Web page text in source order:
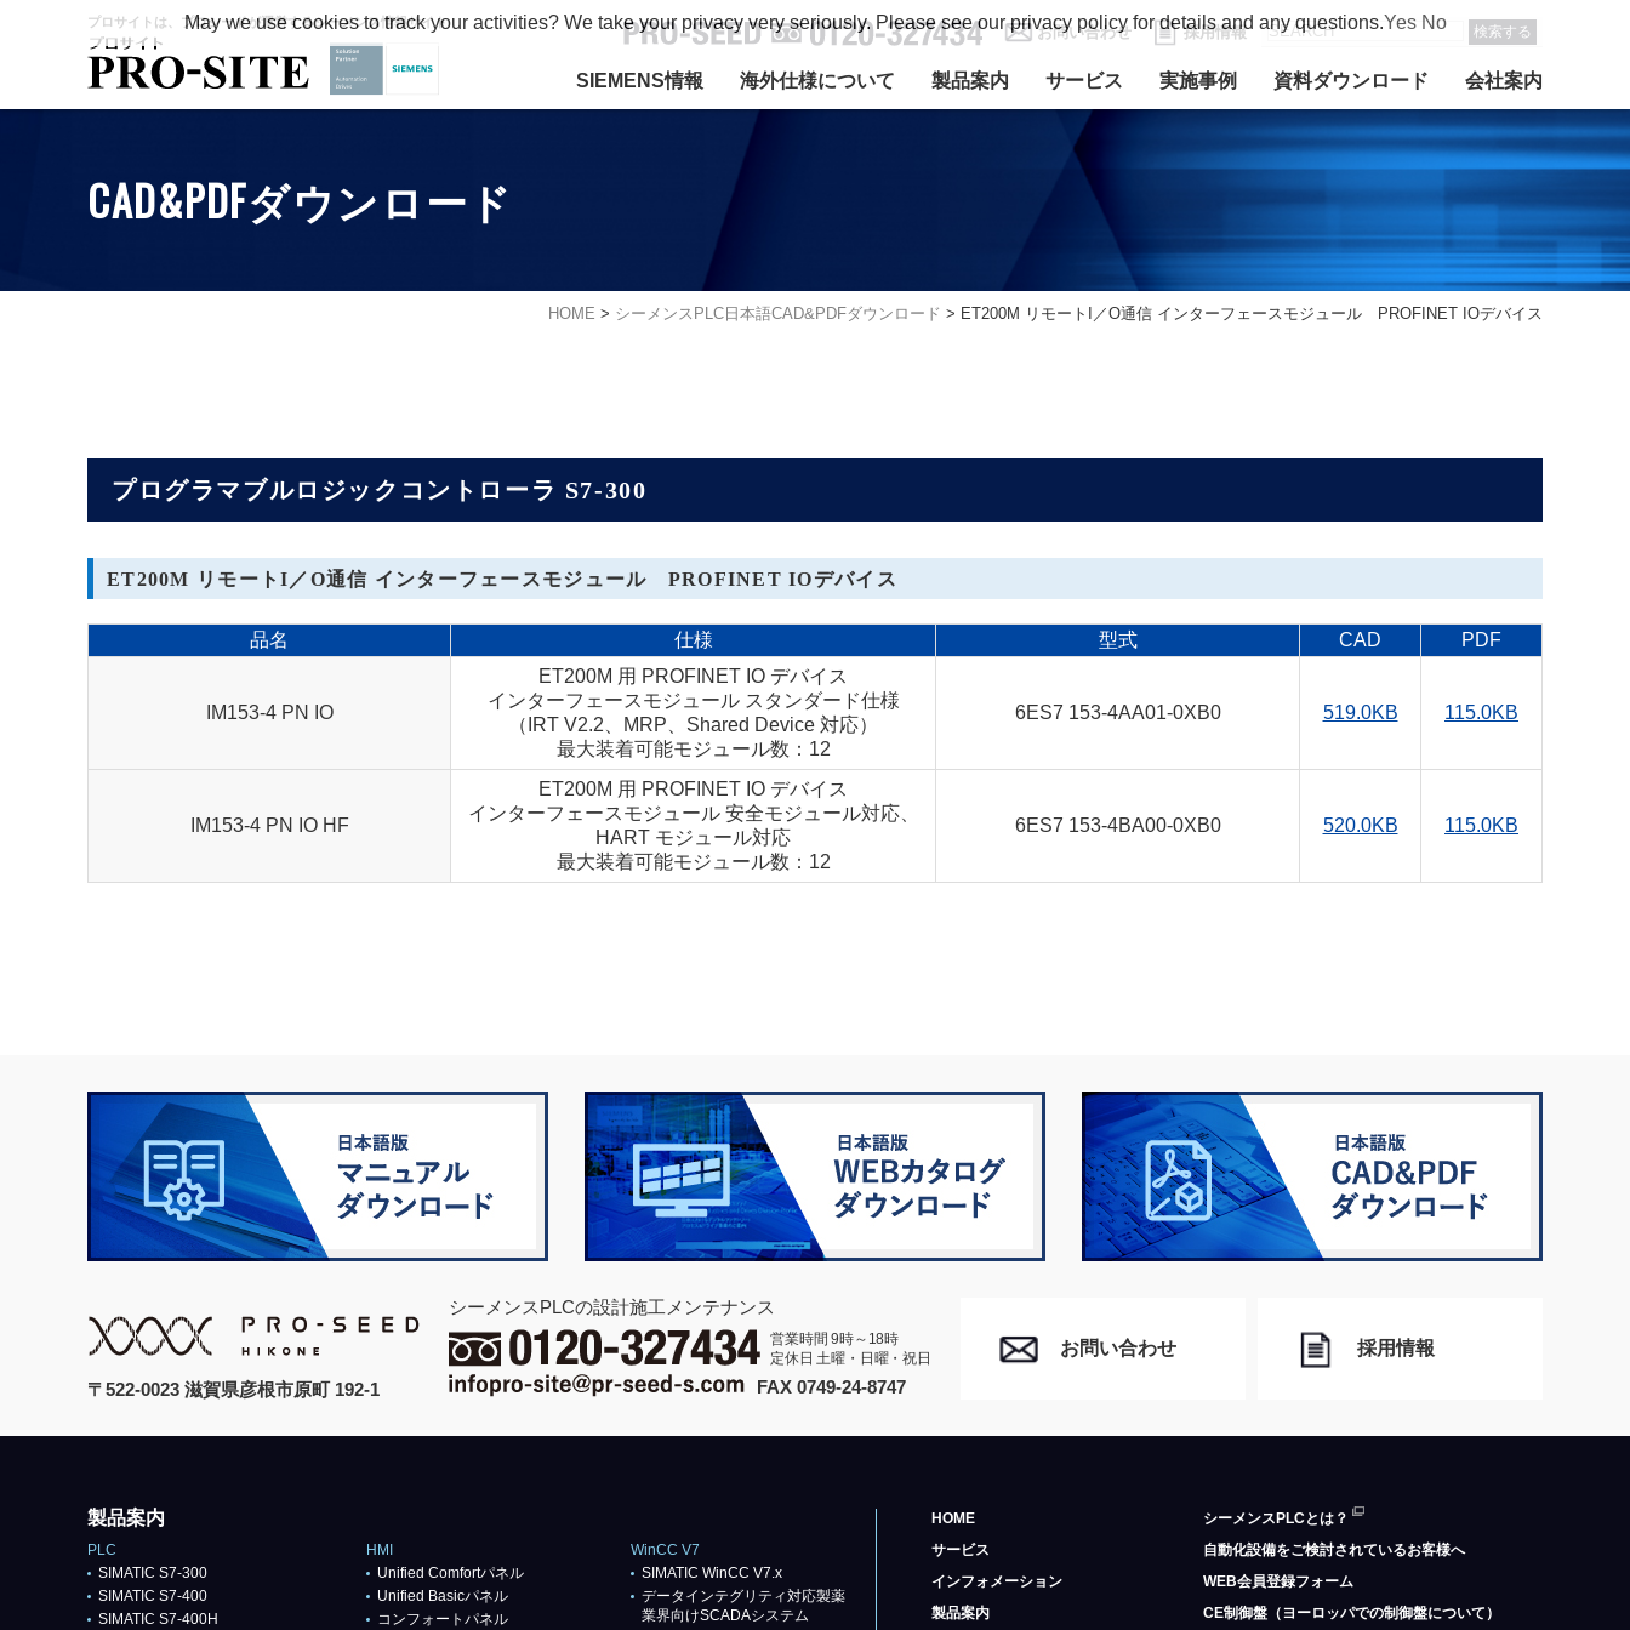
プロサイトは、プロシードが運営するシーメンス情報サイト
SIEMENS情報 海外仕様について 製品案内 サービス 実施事例 資料ダウンロード 会社案内
お問い合わせ 採用情報 検索する
CAD&PDFダウンロード
HOME > シーメンスPLC日本語CAD&PDFダウンロード > ET200M リモートI／O通信 インターフェースモジュール PROFINET IOデバイス
プログラマブルロジックコントローラ S7-300
ET200M リモートI／O通信 インターフェースモジュール PROFINET IOデバイス
品名 仕様 型式 CAD PDF
IM153-4 PN IO
ET200M 用 PROFINET IO デバイス
インターフェースモジュール スタンダード仕様
（IRT V2.2、MRP、Shared Device 対応）
最大装着可能モジュール数：12
6ES7 153-4AA01-0XB0 519.0KB 115.0KB
IM153-4 PN IO HF
ET200M 用 PROFINET IO デバイス
インターフェースモジュール 安全モジュール対応、
HART モジュール対応
最大装着可能モジュール数：12
6ES7 153-4BA00-0XB0 520.0KB 115.0KB
〒522-0023 滋賀県彦根市原町 192-1
シーメンスPLCの設計施工メンテナンス
営業時間 9時～18時
定休日 土曜・日曜・祝日
FAX 0749-24-8747
お問い合わせ 採用情報
製品案内
PLC
SIMATIC S7-300
SIMATIC S7-400
SIMATIC S7-400H
HMI
Unified Comfortパネル
Unified Basicパネル
コンフォートパネル
WinCC V7
SIMATIC WinCC V7.x
データインテグリティ対応製薬
業界向けSCADAシステム
HOME
サービス
インフォメーション
製品案内
シーメンスPLCとは？
自動化設備をご検討されているお客様へ
WEB会員登録フォーム
CE制御盤（ヨーロッパでの制御盤について）
May we use cookies to track your activities? We take your privacy very seriously. Please see our privacy policy for details and any questions.Yes No